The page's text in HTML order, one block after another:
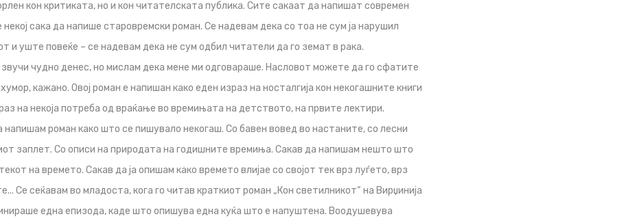
кон критиката, но и кон читателската публика. Сите сакаат да напишат современ
сака да напише старовремски роман. Се надевам дека со тоа не сум ја нарушил
и уште повеќе – се надевам дека не сум одбил читатели да го земат в рака.
чудно денес, но мислам дека мене ми одговараше. Насловот можете да го сфатите
кажано. Овој роман е напишан како еден израз на носталгија кон некогашните книги
на некоја потреба од враќање во времињата на детството, на првите лектири.
напишам роман како што се пишувало некогаш. Со бавен вовед во настаните, со лесни
заплет. Со описи на природата на годишните времиња. Сакав да напишам нешто што
на времето. Сакав да ја опишам како времето влијае со својот тек врз луѓето, врз
Се сеќавам во младоста, кога го читав краткиот роман „Кон светилникот“ на Вирџинија
една епизода, каде што опишува една куќа што е напуштена. Воодушевува